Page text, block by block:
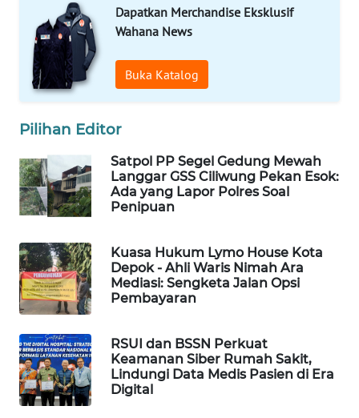
Dapatkan Merchandise Eksklusif
Wahana News
Buka Katalog
Pilihan Editor
Satpol PP Segel Gedung Mewah
Langgar GSS Ciliwung Pekan Esok:
Ada yang Lapor Polres Soal
Penipuan
Kuasa Hukum Lymo House Kota
Depok - Ahli Waris Nimah Ara
Mediasi: Sengketa Jalan Opsi
Pembayaran
RSUI dan BSSN Perkuat
Keamanan Siber Rumah Sakit,
Lindungi Data Medis Pasien di Era
Digital
MAWAKA
ID
MARTABAT
NET
PLN
WATCH
MKLI
LKKI
KOPEKLIN
PORTAL
KONSUMEN
FORWAMKI